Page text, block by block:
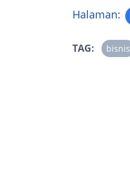
Halaman:
TAG: bisnis